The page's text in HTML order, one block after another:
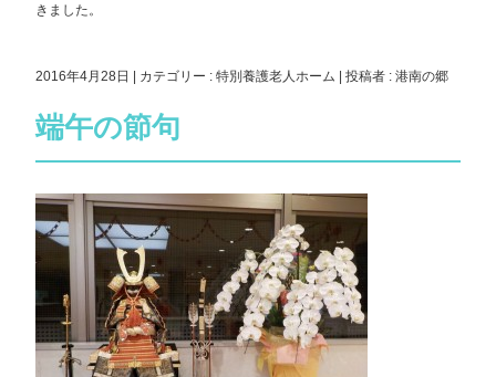
きました。
2016年4月28日 カテゴリー : 特別養護老人ホーム 投稿者 : 港南の郷
端午の節句